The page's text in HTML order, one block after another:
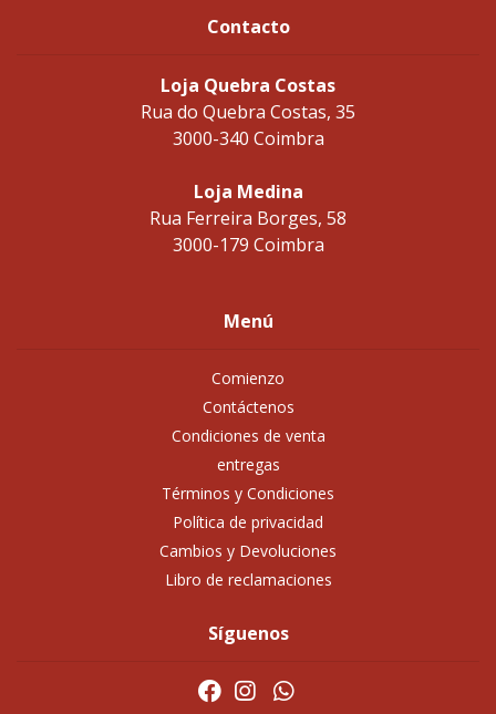
Contacto
Loja Quebra Costas
Rua do Quebra Costas, 35
3000-340 Coimbra
Loja Medina
Rua Ferreira Borges, 58
3000-179 Coimbra
Menú
Comienzo
Contáctenos
Condiciones de venta
entregas
Términos y Condiciones
Política de privacidad
Cambios y Devoluciones
Libro de reclamaciones
Síguenos